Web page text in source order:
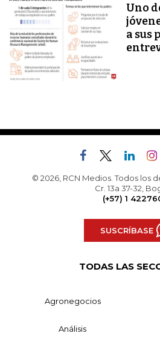
Uno
a sus
© 2026, RCN Medios. Todos los
Cr. 13a 37-32,
(+57) 1
SUSCRÍBASE
TODAS LAS
Agronegocios
Análisis